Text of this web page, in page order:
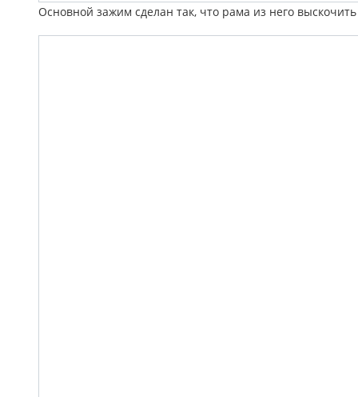
Основной зажим сделан так, что рама из него